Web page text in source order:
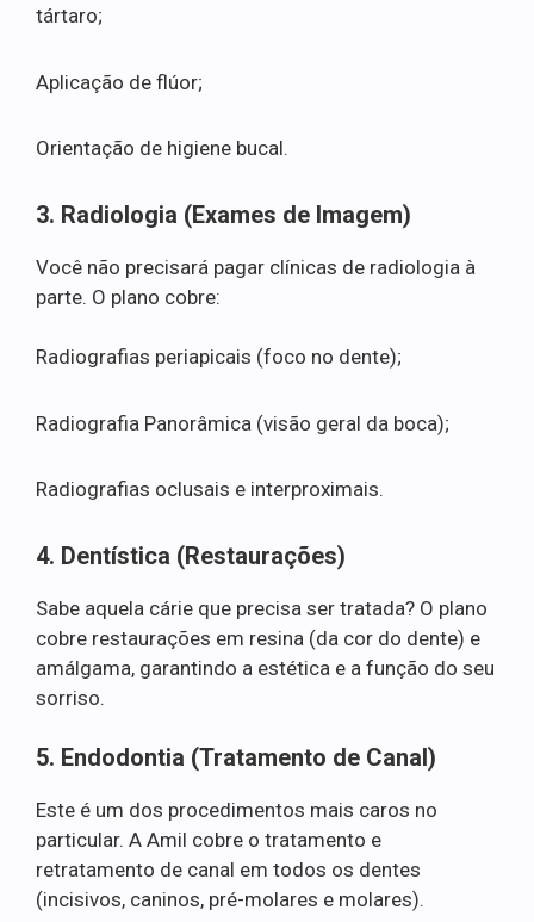
tártaro;
Aplicação de flúor;
Orientação de higiene bucal.
3. Radiologia (Exames de Imagem)
Você não precisará pagar clínicas de radiologia à
parte. O plano cobre:
Radiografias periapicais (foco no dente);
Radiografia Panorâmica (visão geral da boca);
Radiografias oclusais e interproximais.
4. Dentística (Restaurações)
Sabe aquela cárie que precisa ser tratada? O plano
cobre restaurações em resina (da cor do dente) e
amálgama, garantindo a estética e a função do seu
sorriso.
5. Endodontia (Tratamento de Canal)
Este é um dos procedimentos mais caros no
particular. A Amil cobre o tratamento e
retratamento de canal em todos os dentes
(incisivos, caninos, pré-molares e molares).